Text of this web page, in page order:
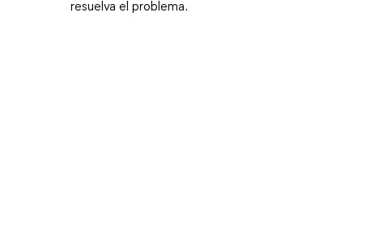
resuelva el problema.